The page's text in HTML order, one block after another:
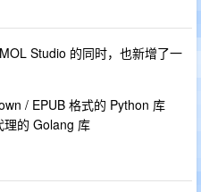
Studio 的同时，也新增了一
/ EPUB 格式的 Python 库
理的 Golang 库